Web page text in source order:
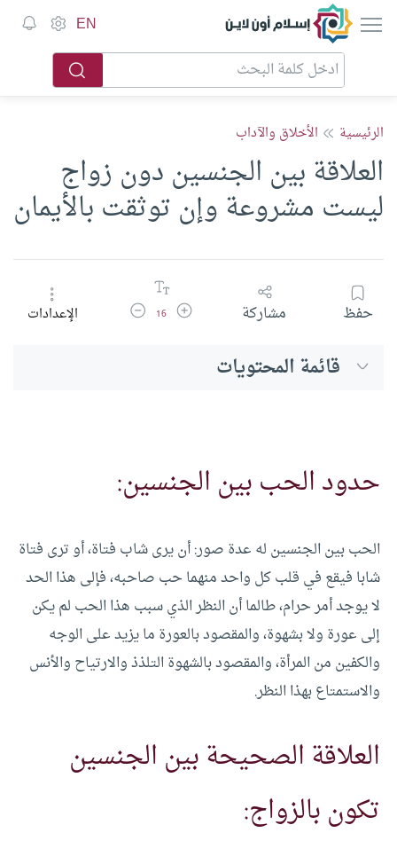
إسلام أون لاين EN
الرئيسية الأخلاق والآداب
العلاقة بين الجنسين دون زواج
ليست مشروعة وإن توثقت بالأيمان
حفظ مشاركة زيادة حجم الخط
16 تقليل حجم الخطالإعدادات
قائمة المحتويات
حدود الحب بين الجنسين:
الحب بين الجنسين له عدة صور: أن يرى شاب فتاة، أو ترى فتاة
شابا فيقع في قلب كل واحد منهما حب صاحبه، فإلى هذا الحد
لا يوجد أمر حرام، طالما أن النظر الذي سبب هذا الحب لم يكن
إلى عورة ولا بشهوة، والمقصود بالعورة ما يزيد على الوجه
والكفين من المرأة، والمقصود بالشهوة التلذذ والارتياح والأنس
والاستمتاع بهذا النظر.
العلاقة الصحيحة بين الجنسين
تكون بالزواج: